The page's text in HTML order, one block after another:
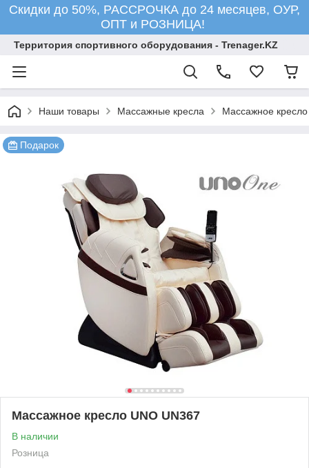
Скидки до 50%, РАССРОЧКА до 24 месяцев, ОУР,
ОПТ и РОЗНИЦА!
Территория спортивного оборудования - Trenager.KZ
Наши товары Массажные кресла Массажное
Подарок
Массажное кресло UNO UN367
В наличии
Розница